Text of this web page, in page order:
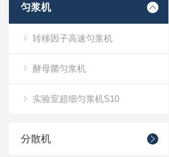
匀浆机
转移因子高速匀浆机
酵母菌匀浆机
实验室超细匀浆机S10
分散机